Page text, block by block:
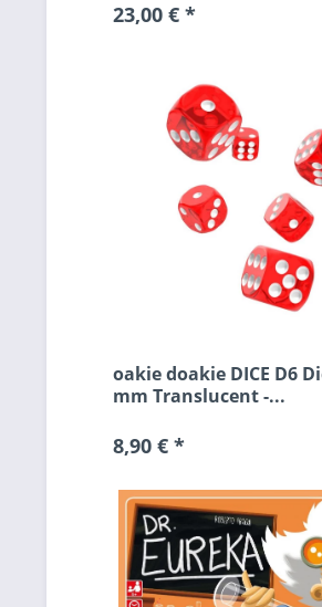
23,00 € *
oakie doakie DICE D6
mm Translucent -...
8,90 € *